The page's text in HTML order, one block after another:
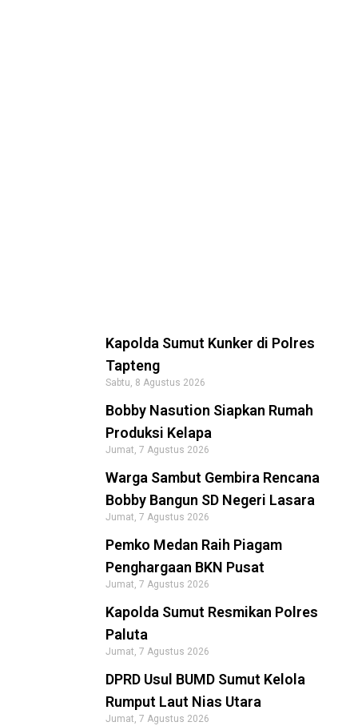
Kapolda Sumut Kunker di Polres
Tapteng
Sabtu, 8 Agustus 2026
Bobby Nasution Siapkan Rumah
Produksi Kelapa
Jumat, 7 Agustus 2026
Warga Sambut Gembira Rencana
Bobby Bangun SD Negeri Lasara
Jumat, 7 Agustus 2026
Pemko Medan Raih Piagam
Penghargaan BKN Pusat
Jumat, 7 Agustus 2026
Kapolda Sumut Resmikan Polres
Paluta
Jumat, 7 Agustus 2026
DPRD Usul BUMD Sumut Kelola
Rumput Laut Nias Utara
Jumat, 7 Agustus 2026